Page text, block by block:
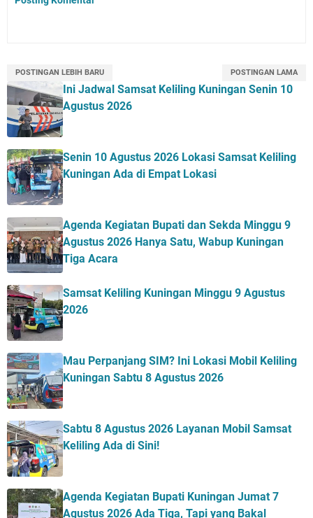
POSTINGAN LEBIH BARU POSTINGAN LAMA
Ini Jadwal Samsat Keliling Kuningan Senin 10
Agustus 2026
Senin 10 Agustus 2026 Lokasi Samsat Keliling
Kuningan Ada di Empat Lokasi
Agenda Kegiatan Bupati dan Sekda Minggu 9
Agustus 2026 Hanya Satu, Wabup Kuningan
Tiga Acara
Samsat Keliling Kuningan Minggu 9 Agustus
2026
Mau Perpanjang SIM? Ini Lokasi Mobil Keliling
Kuningan Sabtu 8 Agustus 2026
Sabtu 8 Agustus 2026 Layanan Mobil Samsat
Keliling Ada di Sini!
Agenda Kegiatan Bupati Kuningan Jumat 7
Agustus 2026 Ada Tiga, Tapi yang Bakal